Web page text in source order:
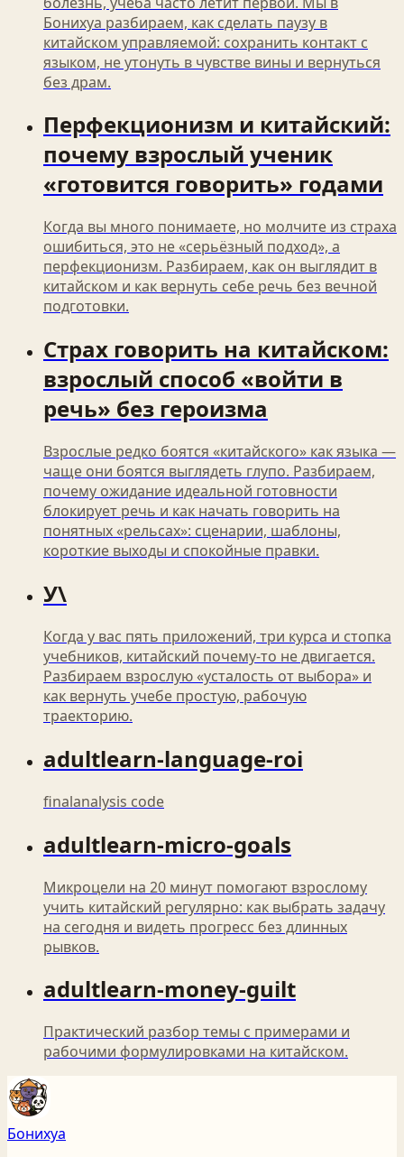
Бонихуа разбираем, как сделать паузу в
китайском управляемой: сохранить контакт с
языком, не утонуть в чувстве вины и вернуться
без драм.
Перфекционизм и китайский:
почему взрослый ученик
«готовится говорить» годами
Когда вы много понимаете, но молчите из страха
ошибиться, это не «серьёзный подход», а
перфекционизм. Разбираем, как он выглядит в
китайском и как вернуть себе речь без вечной
подготовки.
Страх говорить на китайском:
взрослый способ «войти в
речь» без героизма
Взрослые редко боятся «китайского» как языка —
чаще они боятся выглядеть глупо. Разбираем,
почему ожидание идеальной готовности
блокирует речь и как начать говорить на
понятных «рельсах»: сценарии, шаблоны,
короткие выходы и спокойные правки.
У\
Когда у вас пять приложений, три курса и стопка
учебников, китайский почему-то не двигается.
Разбираем взрослую «усталость от выбора» и
как вернуть учебе простую, рабочую
траекторию.
adultlearn-language-roi
finalanalysis code
adultlearn-micro-goals
Микроцели на 20 минут помогают взрослому
учить китайский регулярно: как выбрать задачу
на сегодня и видеть прогресс без длинных
рывков.
adultlearn-money-guilt
Практический разбор темы с примерами и
рабочими формулировками на китайском.
Бонихуа